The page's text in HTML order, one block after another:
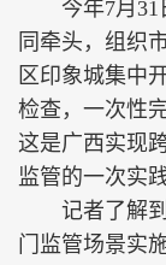
今年7月31
同牵头，组织
区印象城集中
检查，一次性
这是广西实现
监管的一次实践
记者了解到
门监管场景实